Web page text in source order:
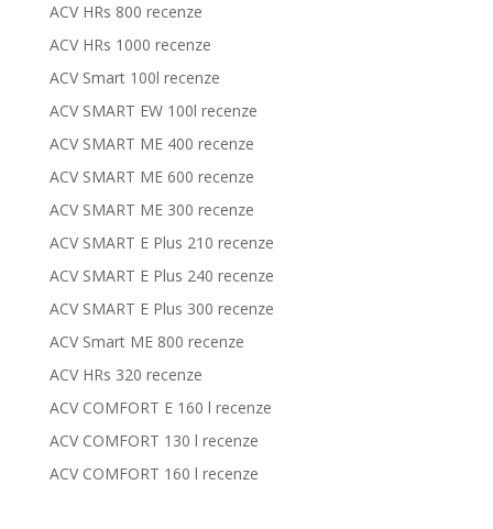
ACV HRs 800 recenze
ACV HRs 1000 recenze
ACV Smart 100l recenze
ACV SMART EW 100l recenze
ACV SMART ME 400 recenze
ACV SMART ME 600 recenze
ACV SMART ME 300 recenze
ACV SMART E Plus 210 recenze
ACV SMART E Plus 240 recenze
ACV SMART E Plus 300 recenze
ACV Smart ME 800 recenze
ACV HRs 320 recenze
ACV COMFORT E 160 l recenze
ACV COMFORT 130 l recenze
ACV COMFORT 160 l recenze